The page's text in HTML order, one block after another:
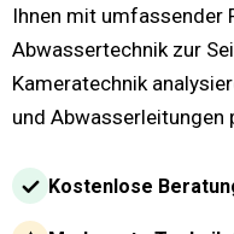
Ihnen mit umfassender
Abwassertechnik zur
Kameratechnik
und Abwasserleitungen
Kostenlose